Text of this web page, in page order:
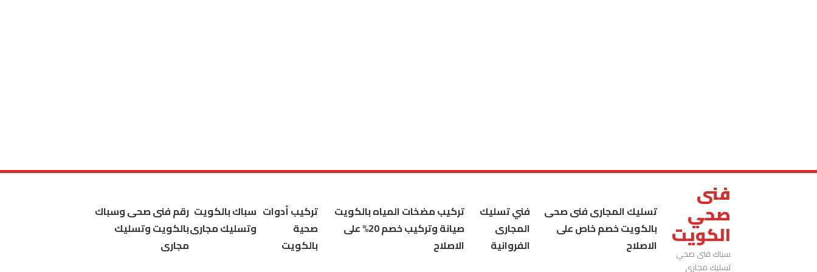
فنى
صحي
الكويت
سباك فنى صحي
تسليك مجاري
تسليك المجارى فنى صحى
بالكويت خصم خاص على
الاصلاح
فني تسليك
المجارى
الفروانية
تركيب مضخات المياه بالكويت
صيانة وتركيب خصم 20% على
الاصلاح
تركيب أدوات
صحية
بالكويت
سباك بالكويت
وتسليك مجارى
رقم فنى صحى وسباك
بالكويت وتسليك
مجارى